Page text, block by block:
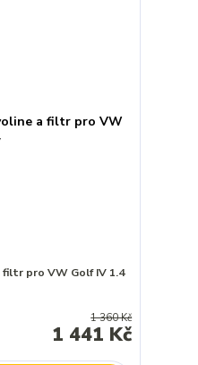
pro VW Golf IV 1.4
1 360 Kč
1 441 Kč